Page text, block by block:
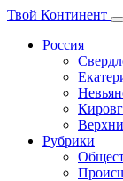
Твой Континент
Россия
Рубрики